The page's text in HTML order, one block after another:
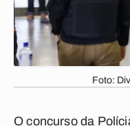
Foto:
O concurso da